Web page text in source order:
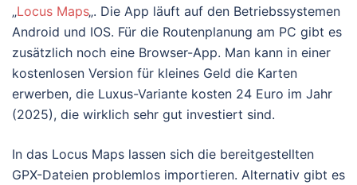
„Locus Maps„. Die App läuft auf den Betriebssystemen
Android und IOS. Für die Routenplanung am PC gibt es
zusätzlich noch eine Browser-App. Man kann in einer
kostenlosen Version für kleines Geld die Karten
erwerben, die Luxus-Variante kosten 24 Euro im Jahr
(2025), die wirklich sehr gut investiert sind.
In das Locus Maps lassen sich die bereitgestellten
GPX-Dateien problemlos importieren. Alternativ gibt es